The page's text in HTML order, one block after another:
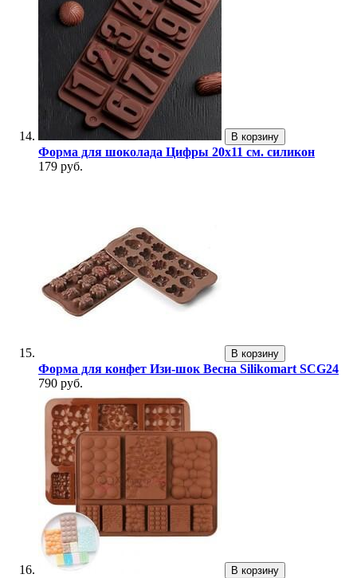
В корзину
Форма для шоколада Цифры 20х11 см. силикон
179 руб.
В корзину
Форма для конфет Изи-шок Весна Silikomart SCG24
790 руб.
В корзину